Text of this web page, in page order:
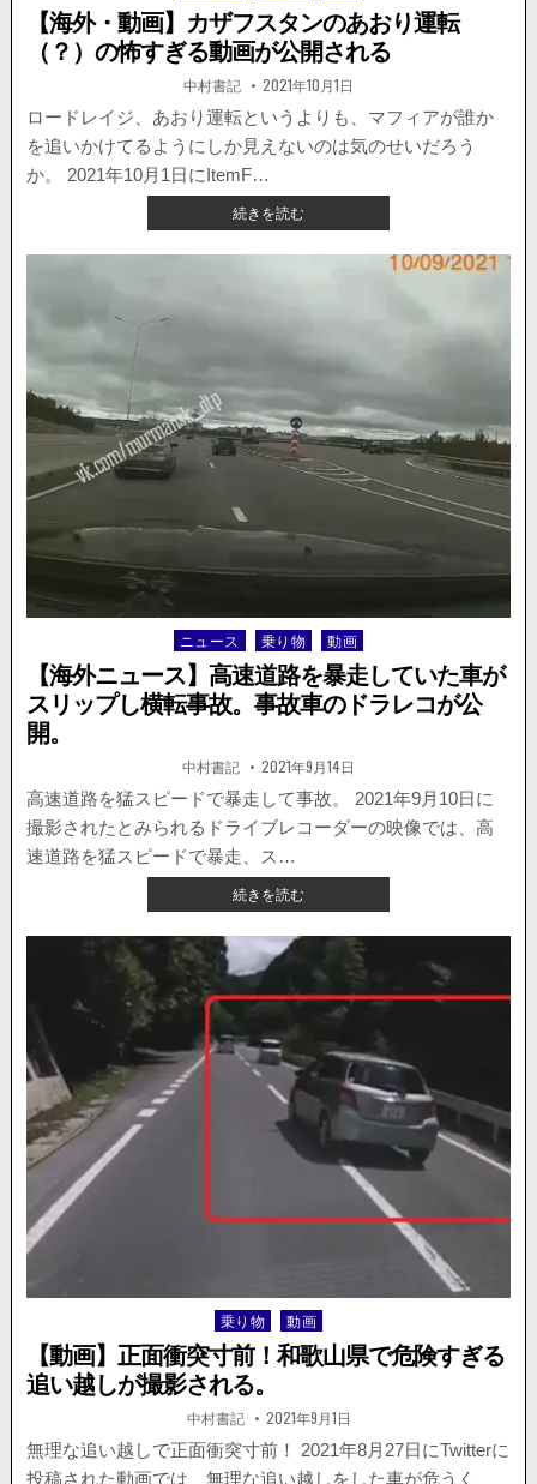
り
に
危
険
な
運
物
議
を
in
【海外・動画】カザフスタンのあおり運転
（？）の怖すぎる動画が公開される
著
者:
中村書記 掲
載
日：
2021年10月1日
ロードレイジ、あおり運転というよりも、マフィアが誰か
を追いかけてるようにしか見えないのは気のせいだろう
か。 2021年10月1日にItemF…
続きを読む【海
外・
動
ン
の
あ
運
転
（？）
怖
す
ぎ
る
動
が
公
開
さ
Posted
in
ニュース 乗り物 動画
【海外ニュース】高速道路を暴走していた車が
スリップし横転事故。事故車のドラレコが公
開。
著
者:
中村書記 掲
載
日：
2021年9月14日
高速道路を猛スピードで暴走して事故。 2021年9月10日に
撮影されたとみられるドライブレコーダーの映像では、高
速道路を猛スピードで暴走、ス…
続きを読む【海
外
ニ
ス】
速
道
路
を
走
が
ス
リ
ッ
し
横
転
Posted
in
乗り物 動画
【動画】正面衝突寸前！和歌山県で危険すぎる
追い越しが撮影される。
著
者:
中村書記 掲
載
日：
2021年9月1日
無理な追い越しで正面衝突寸前！ 2021年8月27日にTwitterに
投稿された動画では、無理な追い越しをした車が危うく、